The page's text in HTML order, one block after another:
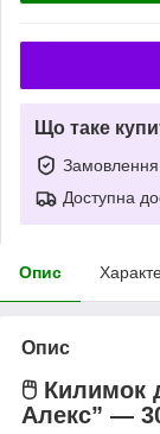
Що таке
Замовлення
Доступна
Опис
Опис
🖱️ Килимок
Алекс” —